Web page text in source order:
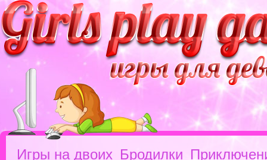
Игры на двоих Бродилки